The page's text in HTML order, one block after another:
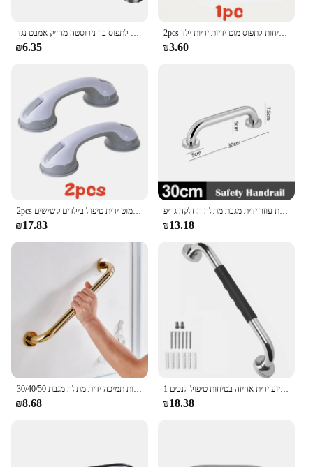
מגבת לתפוס בר נירוסטה מחזיק אמבט נגד skidding מוט ידית אחיזה טובה עבור חדר הבית היון העבות 50 ס "מ
₪6.35
2pcs מקלחת לתפוס ברים שירותים ללא להחליק תמיכה ידית רחצה מוט בטיחות לתפוס מוט ידיות ידיות ילד
₪3.60
2pcs ואקום מקלחת גביע יניקה לתפוס ברים טואלט תמיכה ללא החלקה ידיות מטפל אמבטיה מוט בטיחות לתפוס מוט ידית טיפול בילדים קשישים
₪17.83
אמבטיה בטיחות אביזרי נירוסטה אסלה מעקה בר מקלחת ידית בטיחות עוזר ידית מגבת מתלה החלקה גריפ
₪13.18
₪8.68
1 סט מקלחת לתפוס בר בית אמבטיה איזון בר מקלחת ידית אמבטיה ידית בטיחות סיוע ידית אחיזה בטיחות טיפול לנכים
₪18.38